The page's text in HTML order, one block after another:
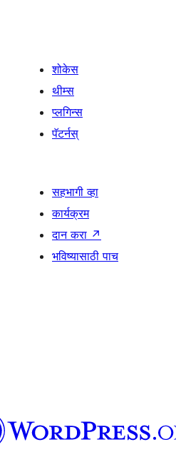
शोकेस
थीम्स
प्लगिन्स
पॅटर्नस्
सहभागी व्हा
कार्यक्रम
दान करा ↗
भविष्यासाठी पाच